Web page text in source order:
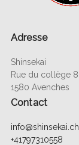
Adresse
Shinsekai
Rue du collège 8
1580 Avenches
Contact
info@shinsekai.ch
+41797310558